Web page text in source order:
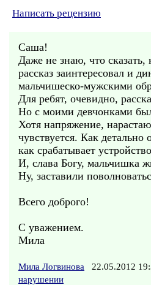
Написать рецензию
Саша!
Даже не знаю, что сказать,
рассказ заинтересовал и
мальчишеско-мужскими
Для ребят, очевидно,
Но с моими девчонками
Хотя напряжение,
чувствуется. Как детально
как срабатывает
И, слава Богу, мальчишка
Ну, заставили
Всего доброго!
С уважением.
Мила
Мила Логвинова 22.05.2012
нарушении